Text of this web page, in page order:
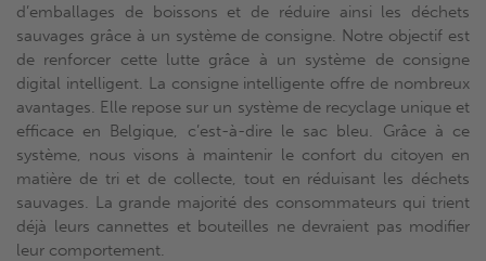
d’emballages de boissons et de réduire ainsi les déchets
sauvages grâce à un système de consigne. Notre objectif est
de renforcer cette lutte grâce à un système de consigne
digital intelligent. La consigne intelligente offre de nombreux
avantages. Elle repose sur un système de recyclage unique et
efficace en Belgique, c’est-à-dire le sac bleu. Grâce à ce
système, nous visons à maintenir le confort du citoyen en
matière de tri et de collecte, tout en réduisant les déchets
sauvages. La grande majorité des consommateurs qui trient
déjà leurs cannettes et bouteilles ne devraient pas modifier
leur comportement.